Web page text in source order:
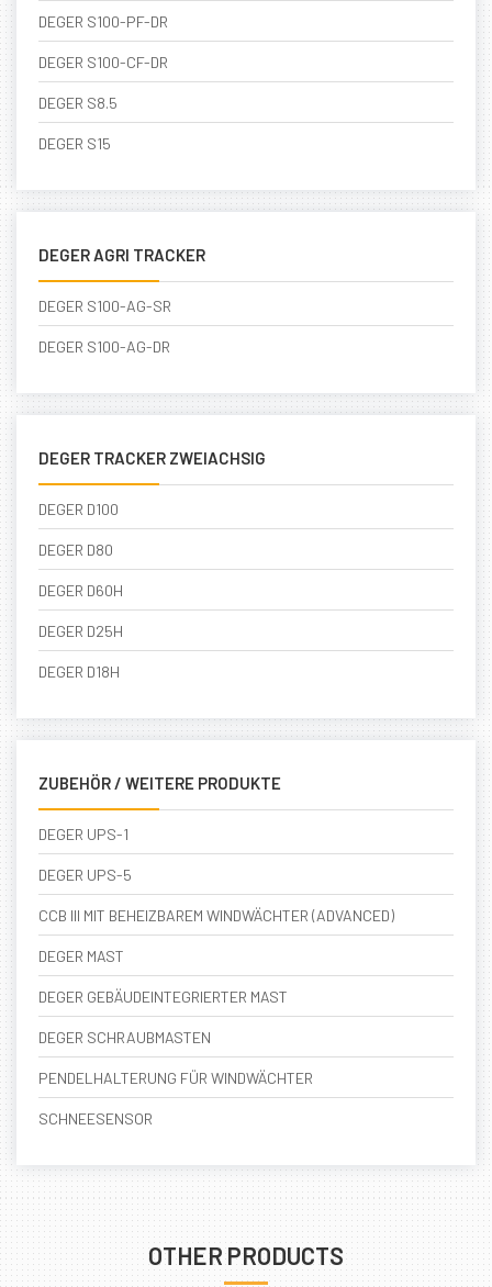
DEGER S100-PF-DR
DEGER S100-CF-DR
DEGER S8.5
DEGER S15
DEGER AGRI TRACKER
DEGER S100-AG-SR
DEGER S100-AG-DR
DEGER TRACKER ZWEIACHSIG
DEGER D100
DEGER D80
DEGER D60H
DEGER D25H
DEGER D18H
ZUBEHÖR / WEITERE PRODUKTE
DEGER UPS-1
DEGER UPS-5
CCB III MIT BEHEIZBAREM WINDWÄCHTER (ADVANCED)
DEGER MAST
DEGER GEBÄUDEINTEGRIERTER MAST
DEGER SCHRAUBMASTEN
PENDELHALTERUNG FÜR WINDWÄCHTER
SCHNEESENSOR
OTHER PRODUCTS